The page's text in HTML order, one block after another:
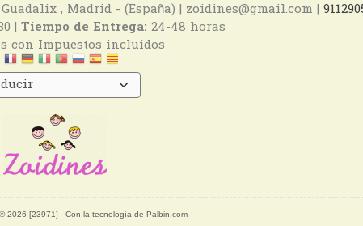
, Madrid - (España) | zoidines@gmail.com |
|Tiempo de Entrega:24-48 horas
con Impuestos incluidos
2026 [23971] - Con la tecnología de Palbin.com